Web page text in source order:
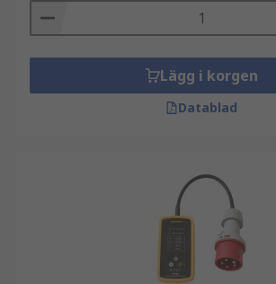
Lägg i korgen
Datablad